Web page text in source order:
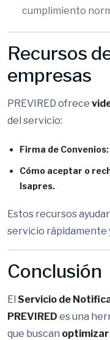
cumplimiento
Recursos
empresas
PREVIRED ofrece
del servicio:
Firma de Convenios:
Cómo aceptar o
Isapres.
Estos recursos
servicio rápidamente
Conclusión
El Servicio de
PREVIRED es una
que buscan optimizar